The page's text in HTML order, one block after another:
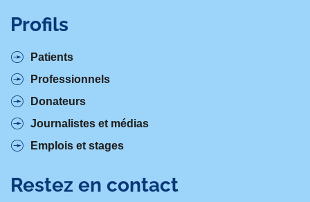
Profils
Patients
Professionnels
Donateurs
Journalistes et médias
Emplois et stages
Restez en contact